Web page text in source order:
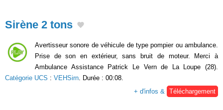
Sirène 2 tons
Avertisseur sonore de véhicule de type pompier ou ambulance.
Prise de son en extérieur, sans bruit de moteur. Merci à
Ambulance Assistance Patrick Le Vern de La Loupe (28).
Catégorie UCS : VEHSirn . Durée : 00:08.
+ d'infos &
Téléchargement